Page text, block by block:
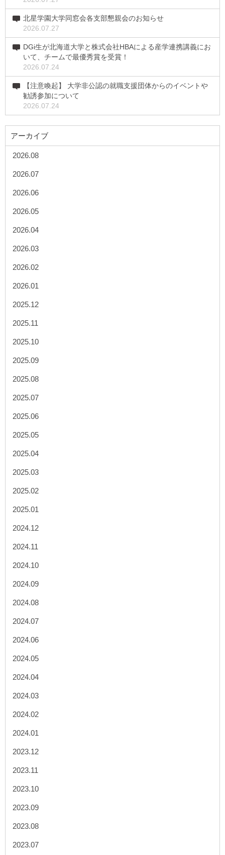
北星学園大学同窓会各支部懇親会のお知らせ
2026.07.27
DGi生が北海道大学と株式会社HBAによる産学連携講義にお
いて、チームで最優秀賞を受賞！
2026.07.24
【注意喚起】 大学非公認の就職支援団体からのイベントや
勧誘参加について
2026.07.24
アーカイブ
2026.08
2026.07
2026.06
2026.05
2026.04
2026.03
2026.02
2026.01
2025.12
2025.11
2025.10
2025.09
2025.08
2025.07
2025.06
2025.05
2025.04
2025.03
2025.02
2025.01
2024.12
2024.11
2024.10
2024.09
2024.08
2024.07
2024.06
2024.05
2024.04
2024.03
2024.02
2024.01
2023.12
2023.11
2023.10
2023.09
2023.08
2023.07